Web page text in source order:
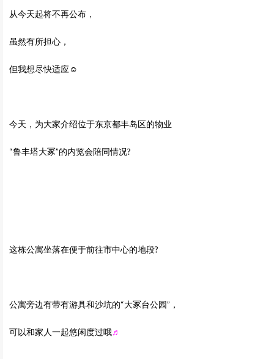
从今天起将不再公布，
虽然有所担心，
但我想尽快适应☺
今天，为大家介绍位于东京都丰岛区的物业
“鲁丰塔大冢”的内览会陪同情况?
这栋公寓坐落在便于前往市中心的地段?
公寓旁边有带有游具和沙坑的“大冢台公园”，
可以和家人一起悠闲度过哦♬